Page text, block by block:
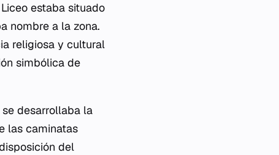
estaba situado
nombre a la zona.
religiosa y cultural
simbólica de
desarrollaba la
las caminatas
del